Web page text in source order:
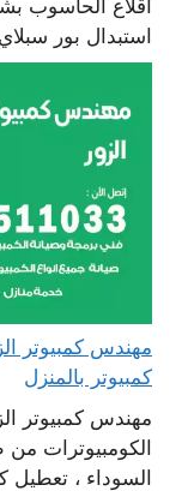
اقلاع الحاسوب
استبدال بور
كمبيوتر بالمنزل
مهندس كمبيوتر
الكومبيوترات
السوداء ،